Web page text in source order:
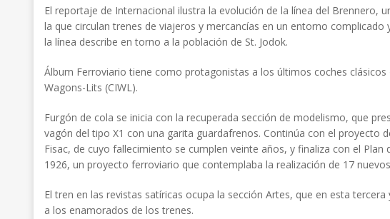
El reportaje de Internacional ilustra la evolución de la línea del Brennero,
la que circulan trenes de viajeros y mercancías en un entorno
la línea describe en torno a la población de St. Jodok.
Álbum Ferroviario tiene como protagonistas a los últimos coches
Wagons-Lits (CIWL).
Furgón de cola se inicia con la recuperada sección de modelismo, que
vagón del tipo X1 con una garita guardafrenos. Continúa con el proyecto
Fisac, de cuyo fallecimiento se cumplen veinte años, y finaliza con el
1926, un proyecto ferroviario que contemplaba la realización de 17
El tren en las revistas satíricas ocupa la sección Artes, que en esta tercera
a los enamorados de los trenes.